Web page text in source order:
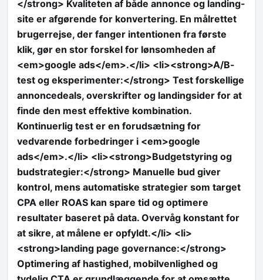
</strong> Kvaliteten af både annonce og landing-
site er afgørende for konvertering. En målrettet
brugerrejse, der fanger intentionen fra første
klik, gør en stor forskel for lønsomheden af
<em>google ads</em>.</li> <li><strong>A/B-
test og eksperimenter:</strong> Test forskellige
annoncedeals, overskrifter og landingsider for at
finde den mest effektive kombination.
Kontinuerlig test er en forudsætning for
vedvarende forbedringer i <em>google
ads</em>.</li> <li><strong>Budgetstyring og
budstrategier:</strong> Manuelle bud giver
kontrol, mens automatiske strategier som target
CPA eller ROAS kan spare tid og optimere
resultater baseret på data. Overvåg konstant for
at sikre, at målene er opfyldt.</li> <li>
<strong>landing page governance:</strong>
Optimering af hastighed, mobilvenlighed og